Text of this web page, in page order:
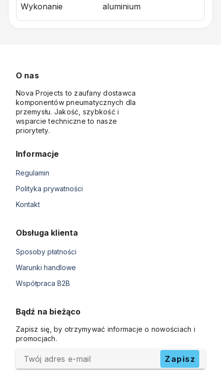
Wykonanie
aluminium
O nas
Nova Projects to zaufany dostawca
komponentów pneumatycznych dla
przemysłu. Jakość, szybkość i
wsparcie techniczne to nasze
priorytety.
Informacje
Regulamin
Polityka prywatności
Kontakt
Obsługa klienta
Sposoby płatności
Warunki handlowe
Współpraca B2B
Bądź na bieżąco
Zapisz się, by otrzymywać informacje o nowościach i
promocjach.
Twój adres e-mail Zapisz